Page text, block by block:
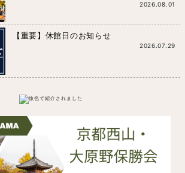
2026.08.01
【重要】休館日のお知らせ
2026.07.29